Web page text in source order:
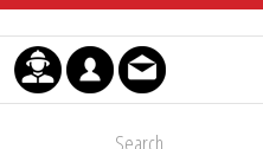
Μετάβαση στο περιεχόμενο